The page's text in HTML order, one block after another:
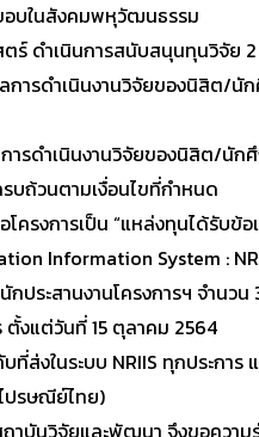
อบในสังคมพหุวัฒนธรรม
ดำเนินการสนับสนุนทุนวิจัย
ารดำเนินงานวิจัยของนิสิต/นั
รดำเนินงานวิจัยของนิสิต/นักศึ
บถ้วนตามเงื่อนไขที่กำหนด
รงการเป็น “แหล่งทุนได้รับข้อ
Information System :
ประสานงานโครงการฯ จำน
ตั้งแต่วันที่ 15 ตุลาคม 2564
ส่งในระบบ NRIIS ทุกประการ
ปรษณีย์ไทย)